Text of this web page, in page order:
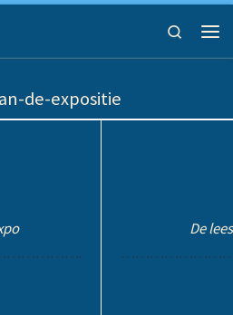
Search
de-expositie
De